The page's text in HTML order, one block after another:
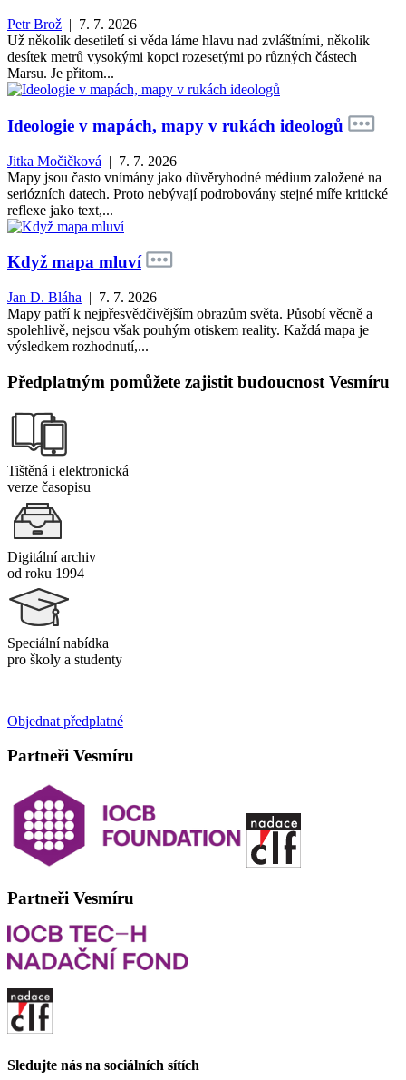
Petr Brož | 7. 7. 2026
Už několik desetiletí si věda láme hlavu nad zvláštními, několik
desítek metrů vysokými kopci rozesetými po různých částech
Marsu. Je přitom...
Ideologie v mapách, mapy v rukách ideologů
Jitka Močičková | 7. 7. 2026
Mapy jsou často vnímány jako důvěryhodné médium založené na
seriózních datech. Proto nebývají podrobovány stejné míře kritické
reflexe jako text,...
Když mapa mluví
Jan D. Bláha | 7. 7. 2026
Mapy patří k nejpřesvědčivějším obrazům světa. Působí věcně a
spolehlivě, nejsou však pouhým otiskem reality. Každá mapa je
výsledkem rozhodnutí,...
Předplatným pomůžete zajistit budoucnost Vesmíru
Tištěná i elektronická
verze časopisu
Digitální archiv
od roku 1994
Speciální nabídka
pro školy a studenty
Objednat předplatné
Partneři Vesmíru
Partneři Vesmíru
Sledujte nás na sociálních sítích